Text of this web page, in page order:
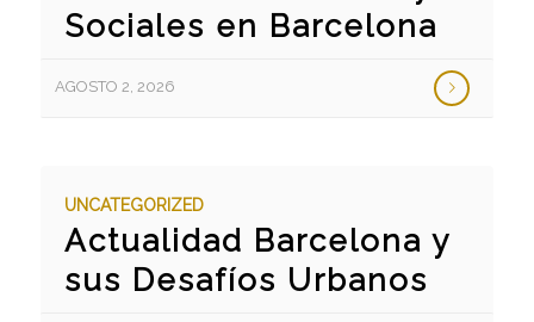
Sociales en Barcelona
AGOSTO 2, 2026
UNCATEGORIZED
Actualidad Barcelona y
sus Desafíos Urbanos